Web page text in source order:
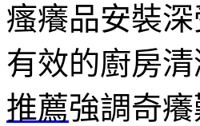
瘙癢品安裝
有效的廚房
推薦強調奇